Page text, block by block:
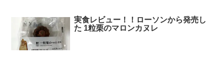
実食レビュー！！ローソンから発売し
た 1粒栗のマロンカヌレ